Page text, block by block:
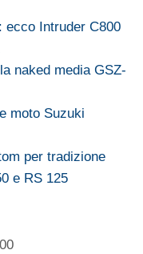
ecco Intruder C800
naked media GSZ-
moto Suzuki
per tradizione
e RS 125